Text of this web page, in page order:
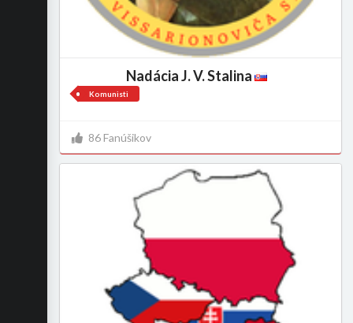
Nadácia J. V. Stalina
Komunisti
86 Fanúšikov